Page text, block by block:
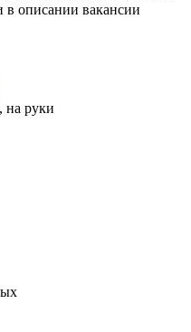
в описании вакансии
на руки